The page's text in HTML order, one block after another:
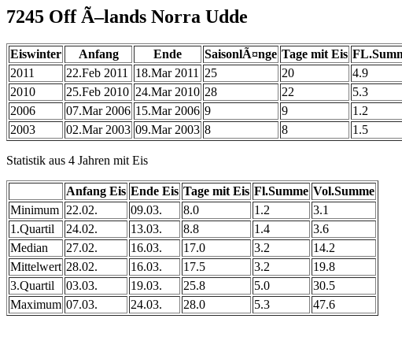
7245 Off Ã–lands Norra Udde
Eiswinter Anfang Ende SaisonlÃ¤nge Tage mit Eis
2011
22.Feb 2011 18.Mar 2011 25 20 4.9
2010
25.Feb 2010 24.Mar 2010 28 22 5.3
2006
07.Mar 2006 15.Mar 2006 9 9 1.2
2003
02.Mar 2003 09.Mar 2003 8 8 1.5
Statistik aus 4 Jahren mit Eis
Anfang Eis Ende Eis Tage mit Eis Fl.Summe Vol.Summe
Minimum 22.02. 09.03. 8.0 1.2
3.1
1.Quartil
24.02. 13.03. 8.8 1.4
3.6
Median
27.02. 16.03. 17.0 3.2
14.2
Mittelwert 28.02. 16.03. 17.5 3.2
19.8
3.Quartil
03.03. 19.03. 25.8 5.0
30.5
Maximum 07.03. 24.03. 28.0 5.3 47.6